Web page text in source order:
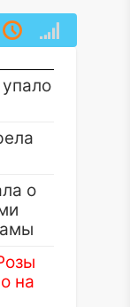
о
на